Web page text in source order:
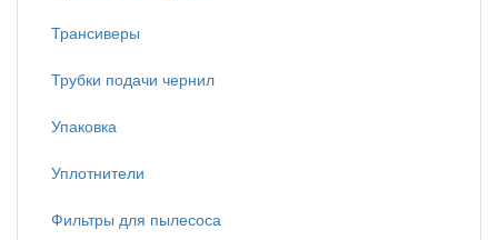
Трансиверы
Трубки подачи чернил
Упаковка
Уплотнители
Фильтры для пылесоса